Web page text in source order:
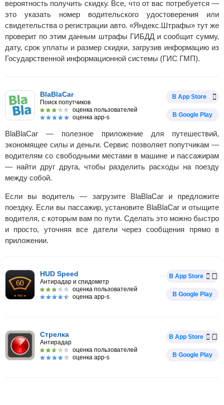
вероятность получить скидку. Все, что от вас потребуется —
это указать номер водительского удостоверения или
свидетельства о регистрации авто. «Яндекс.Штрафы» тут же
проверит по этим данным штрафы ГИБДД и сообщит сумму,
дату, срок уплаты и размер скидки, загрузив информацию из
Государственной информационной системы (ГИС ГМП).
BlaBlaCar
Поиск попутчиков
оценка пользователей
оценка app-s
В App Store
В Google Play
BlaBlaCar — полезное приложение для путешествий,
экономящее силы и деньги. Сервис позволяет попутчикам —
водителям со свободными местами в машине и пассажирам
— найти друг друга, чтобы разделить расходы на поезду
между собой.
Если вы водитель — загрузите BlaBlaCar и предложите
поездку. Если вы пассажир, установите BlaBlaCar и отыщите
водителя, с которым вам по пути. Сделать это можно быстро
и просто, уточняя все датели через сообщения прямо в
приложении.
HUD Speed
Антирадар и спидометр
оценка пользователей
оценка app-s
В App Store
В Google Play
Стрелка
Антирадар
оценка пользователей
оценка app-s
В App Store
В Google Play